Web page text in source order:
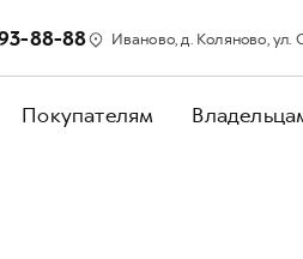
88-88 Иваново, д. Коляново, ул.
Покупателям